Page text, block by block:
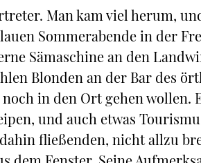
Man kam viel herum,
Sommerabende in der
Sämaschine an den
Blonden an der Bar des
in den Ort gehen wollen.
und auch etwas
fließenden, nicht allzu